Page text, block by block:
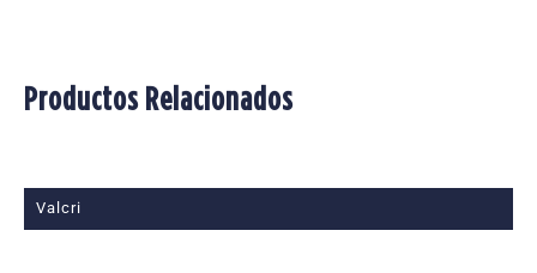
Productos Relacionados
Valcri